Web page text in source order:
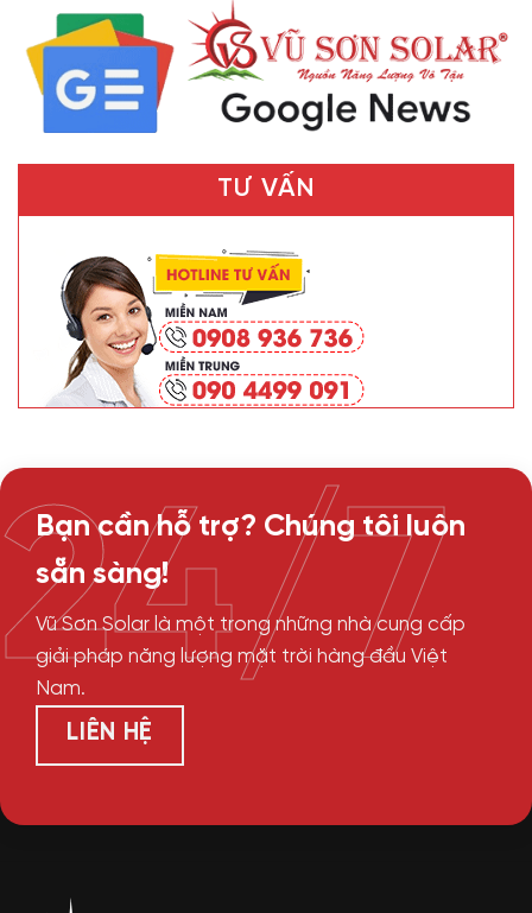
TƯ VẤN
Bạn cần hỗ trợ? Chúng tôi luôn
sẵn sàng!
Vũ Sơn Solar là một trong những nhà cung cấp
giải pháp năng lượng mặt trời hàng đầu Việt
Nam.
LIÊN HỆ
24/7